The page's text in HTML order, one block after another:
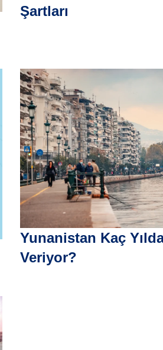
Şartları
Yunanistan Kaç
Veriyor?